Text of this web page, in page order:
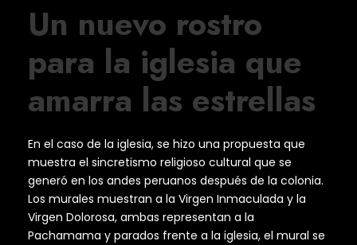
Un nuevo rostro
para la iglesia que
amarra las estrellas
En el caso de la iglesia, se hizo una propuesta que
muestra el sincretismo religioso cultural que se
generó en los andes peruanos después de la colonia.
Los murales muestran a la Virgen Inmaculada y la
Virgen Dolorosa, ambas representan a la
Pachamama y parados frente a la iglesia, el mural se